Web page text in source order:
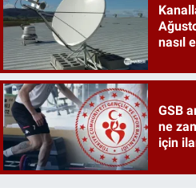
nasıl
GSB
ne
için